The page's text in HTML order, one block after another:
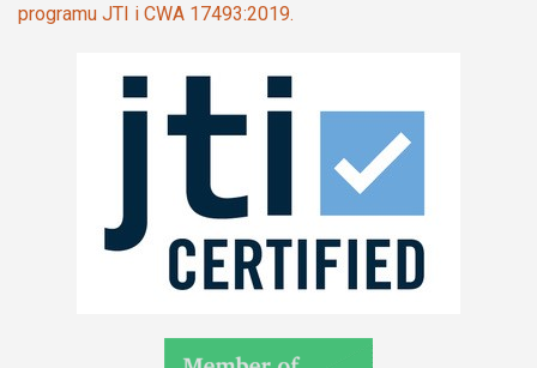
programu JTI i CWA 17493:2019.